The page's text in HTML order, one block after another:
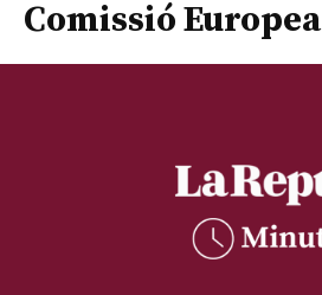
Comissió Europea